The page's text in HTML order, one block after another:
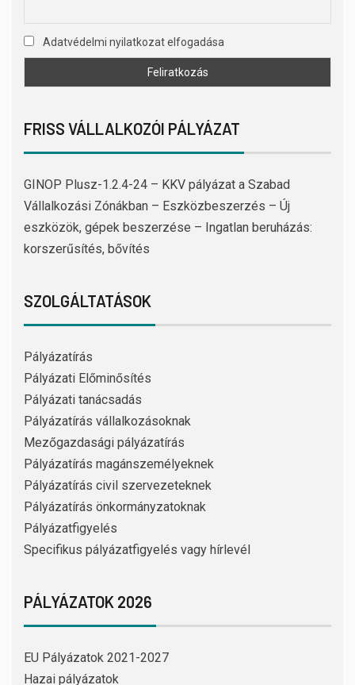
Adatvédelmi nyilatkozat elfogadása
FRISS VÁLLALKOZÓI PÁLYÁZAT
GINOP Plusz-1.2.4-24 – KKV pályázat a Szabad
Vállalkozási Zónákban – Eszközbeszerzés – Új
eszközök, gépek beszerzése – Ingatlan beruházás:
korszerűsítés, bővítés
SZOLGÁLTATÁSOK
Pályázatírás
Pályázati Előminősítés
Pályázati tanácsadás
Pályázatírás vállalkozásoknak
Mezőgazdasági pályázatírás
Pályázatírás magánszemélyeknek
Pályázatírás civil szervezeteknek
Pályázatírás önkormányzatoknak
Pályázatfigyelés
Specifikus pályázatfigyelés vagy hírlevél
PÁLYÁZATOK 2026
EU Pályázatok 2021-2027
Hazai pályázatok